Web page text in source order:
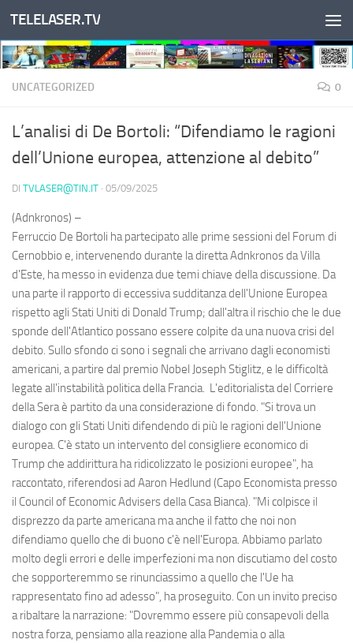
Salta al contenuto
TELELASER.TV
UNCATEGORIZED 0
L’analisi di De Bortoli: “Difendiamo le ragioni
dell’Unione europea, attenzione al debito”
DI TVLASER@TIN.IT · 05/09/2025
(Adnkronos) –
Ferruccio De Bortoli ha partecipato alle prime sessioni del Forum di
Cernobbio e, intervenendo durante la diretta Adnkronos da Villa
d'Este, ha messo in evidenza due temi chiave della discussione. Da
una parte il rapporto di eccessiva sudditanza dell'Unione Europea
rispetto agli Stati Uniti di Donald Trump; dall'altra il rischio che le due
sponde dell'Atlantico possano essere colpite da una nuova crisi del
debito. Sullo sfondo ci sono i segnali che arrivano dagli economisti
americani, a partire dal premio Nobel Joseph Stiglitz, e le difficoltà
legate all'instabilità politica della Francia. L'editorialista del Corriere
della Sera è partito da una considerazione di fondo. "Si trova un
dialogo con gli Stati Uniti difendendo di più le ragioni dell'Unione
europea. C'è stato un intervento del consigliere economico di
Trump che addirittura ha ridicolizzato le posizioni europee", ha
raccontato, riferendosi ad Aaron Hedlund (Capo Economista presso
il Council of Economic Advisers della Casa Bianca). "Mi colpisce il
disprezzo da parte americana ma anche il fatto che noi non
difendiamo quello che di buono c'è nell'Europa. Abbiamo parlato
molto degli errori e delle imperfezioni ma non discutiamo del costo
che sopporteremmo se rinunciassimo a quello che l'Ue ha
rappresentato fino ad adesso", ha proseguito. Con un invito preciso
a ribaltare la narrazione: "Dovremmo essere più consapevoli della
nostra forza, pensiamo alla reazione alla Pandemia o alla